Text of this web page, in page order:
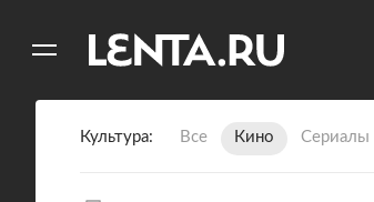
Культура Все Кино Сериалы